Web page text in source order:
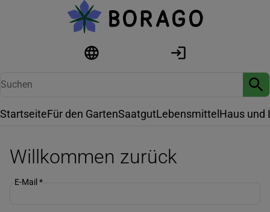
StartseiteFür den GartenSaatgutLebensmittel Haus und
Willkommen zurück
E-Mail *